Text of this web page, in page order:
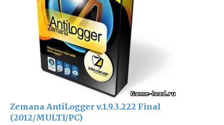
Zemana AntiLogger v.1.9.3.222 Final
(2012/MULTI/PC)